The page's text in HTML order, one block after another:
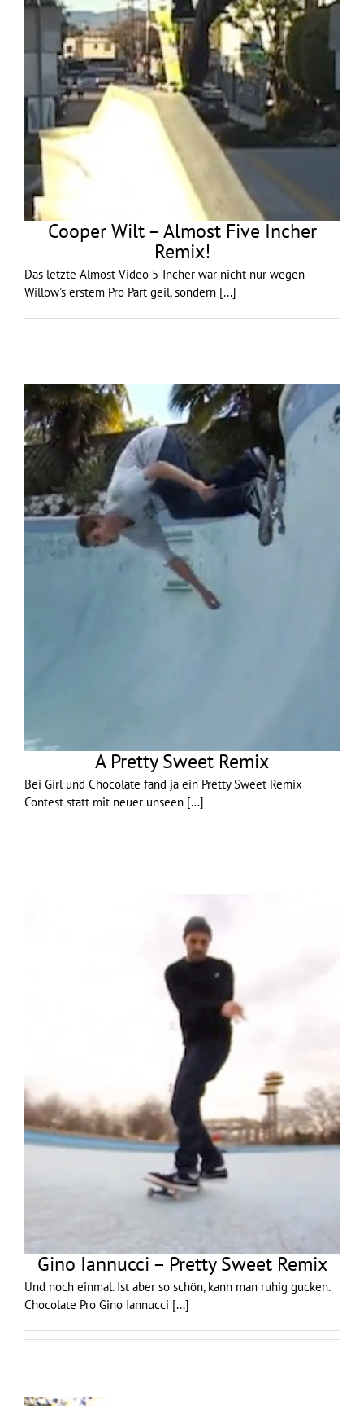
Cooper Wilt – Almost Five Incher
Remix!
Das letzte Almost Video 5-Incher war nicht nur wegen
Willow's erstem Pro Part geil, sondern [...]
A Pretty Sweet Remix
Bei Girl und Chocolate fand ja ein Pretty Sweet Remix
Contest statt mit neuer unseen [...]
Gino Iannucci – Pretty Sweet Remix
Und noch einmal. Ist aber so schön, kann man ruhig gucken.
Chocolate Pro Gino Iannucci [...]